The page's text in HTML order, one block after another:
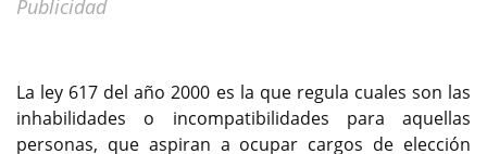
Publicidad
La ley 617 del año 2000 es la que regula cuales son las
inhabilidades o incompatibilidades para aquellas
personas, que aspiran a ocupar cargos de elección